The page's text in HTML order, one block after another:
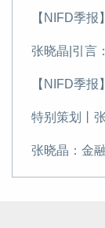
张晓晶：加
【NIFD季